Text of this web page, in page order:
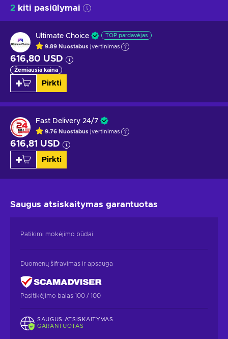
2 kiti pasiūlymai
Ultimate Choice TOP pardavėjas
9.89 Nuostabus įvertinimas
616,80 USD
Žemiausia kaina
Pirkti
Fast Delivery 24/7
9.76 Nuostabus įvertinimas
616,81 USD
Pirkti
Saugus atsiskaitymas garantuotas
Patikimi mokėjimo būdai
Duomenų šifravimas ir apsauga
Pasitikėjimo balas 100 / 100
SAUGUS ATSISKAITYMAS
GARANTUOTAS